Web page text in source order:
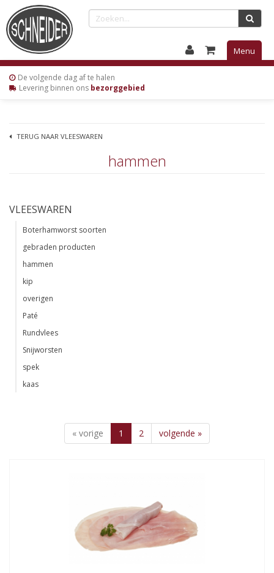
De volgende dag af te halen
Levering binnen ons bezorggebied
Menu
TERUG NAAR VLEESWAREN
hammen
VLEESWAREN
Boterhamworst soorten
gebraden producten
hammen
kip
overigen
Paté
Rundvlees
Snijworsten
spek
kaas
« vorige 1 2 volgende »